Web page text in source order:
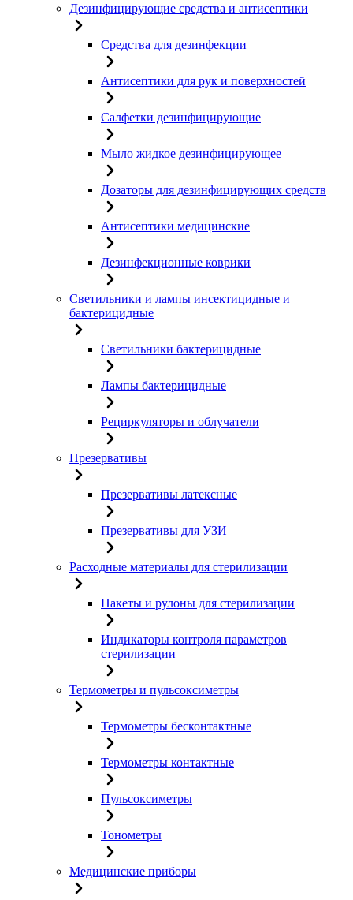
Дезинфицирующие средства и антисептики
Средства для дезинфекции
Антисептики для рук и поверхностей
Салфетки дезинфицирующие
Мыло жидкое дезинфицирующее
Дозаторы для дезинфицирующих средств
Антисептики медицинские
Дезинфекционные коврики
Светильники и лампы инсектицидные и
бактерицидные
Светильники бактерицидные
Лампы бактерицидные
Рециркуляторы и облучатели
Презервативы
Презервативы латексные
Презервативы для УЗИ
Расходные материалы для стерилизации
Пакеты и рулоны для стерилизации
Индикаторы контроля параметров
стерилизации
Термометры и пульсоксиметры
Термометры бесконтактные
Термометры контактные
Пульсоксиметры
Тонометры
Медицинские приборы